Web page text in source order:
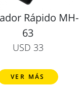
Rápido MH-
63
USD 33
VER MÁS